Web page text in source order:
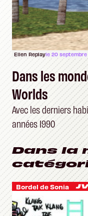
Ellen Replayle 20 septembre
Dans les
Worlds
Avec les derniers
années 1990
Dans la
Bordel de Sonia